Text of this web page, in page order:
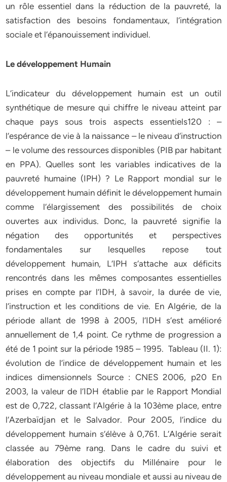
un rôle essentiel dans la réduction de la pauvreté, la
satisfaction des besoins fondamentaux, l‘intégration
sociale et l‘épanouissement individuel.
Le développement Humain
L‘indicateur du développement humain est un outil
synthétique de mesure qui chiffre le niveau atteint par
chaque pays sous trois aspects essentiels120 : –
l‘espérance de vie à la naissance – le niveau d‘instruction
– le volume des ressources disponibles (PIB par habitant
en PPA). Quelles sont les variables indicatives de la
pauvreté humaine (IPH) ? Le Rapport mondial sur le
développement humain définit le développement humain
comme l‘élargissement des possibilités de choix
ouvertes aux individus. Donc, la pauvreté signifie la
négation des opportunités et perspectives
fondamentales sur lesquelles repose tout
développement humain, L‘IPH s‘attache aux déficits
rencontrés dans les mêmes composantes essentielles
prises en compte par l‘IDH, à savoir, la durée de vie,
l‘instruction et les conditions de vie. En Algérie, de la
période allant de 1998 à 2005, l‘IDH s‘est amélioré
annuellement de 1,4 point. Ce rythme de progression a
été de 1 point sur la période 1985 – 1995. Tableau (II. 1):
évolution de l’indice de développement humain et les
indices dimensionnels Source : CNES 2006, p20 En
2003, la valeur de l‘IDH établie par le Rapport Mondial
est de 0,722, classant l‘Algérie à la 103ème place, entre
l‘Azerbaïdjan et le Salvador. Pour 2005, l‘indice du
développement humain s‘élève à 0,761. L‘Algérie serait
classée au 79ème rang. Dans le cadre du suivi et
élaboration des objectifs du Millénaire pour le
développement au niveau mondiale et aussi au niveau de